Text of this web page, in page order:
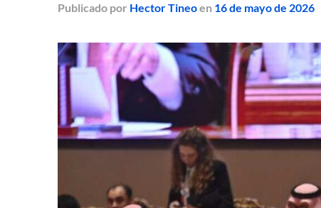
Publicado por Hector Tineoen 16 de mayo de 2026